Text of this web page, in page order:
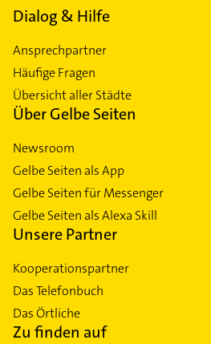
Dialog & Hilfe
Ansprechpartner
Häufige Fragen
Übersicht aller Städte
Über Gelbe Seiten
Newsroom
Gelbe Seiten als App
Gelbe Seiten für Messenger
Gelbe Seiten als Alexa Skill
Unsere Partner
Kooperationspartner
Das Telefonbuch
Das Örtliche
Zu finden auf